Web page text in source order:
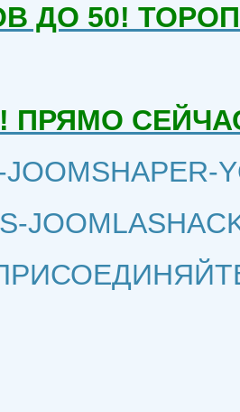
ДО 50!
! ПРЯМО